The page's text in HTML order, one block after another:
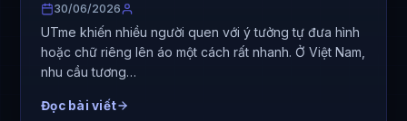
30/06/2026
UTme khiến nhiều người quen với ý tưởng tự đưa hình
hoặc chữ riêng lên áo một cách rất nhanh. Ở Việt Nam,
nhu cầu tương…
Đọc bài viết